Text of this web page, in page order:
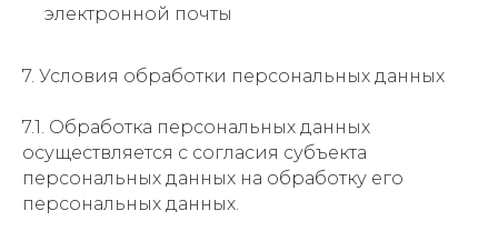
электронной почты
7. Условия обработки персональных данных
7.1. Обработка персональных данных
осуществляется с согласия субъекта
персональных данных на обработку его
персональных данных.